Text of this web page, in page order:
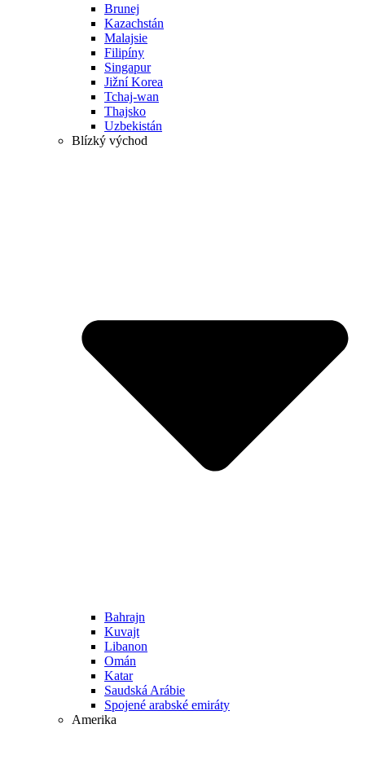
Brunej
Kazachstán
Malajsie
Filipíny
Singapur
Jižní Korea
Tchaj-wan
Thajsko
Uzbekistán
Blízký východ
Bahrajn
Kuvajt
Libanon
Omán
Katar
Saudská Arábie
Spojené arabské emiráty
Amerika